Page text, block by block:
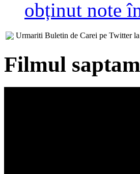
obținut note
Urmariti Buletin de Carei pe Twitter la
Filmul